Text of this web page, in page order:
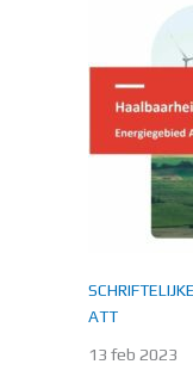
ATT
13 feb 2023